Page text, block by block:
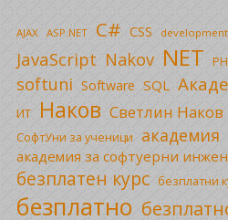
AJAX ASP.NET C# CSS development
JavaScript Nakov NET
softuni Software SQL
ИТ Наков Светлин Наков
СофтУни за ученици академия
академия за софтуерни
безплатен курс безплатни
безплатно